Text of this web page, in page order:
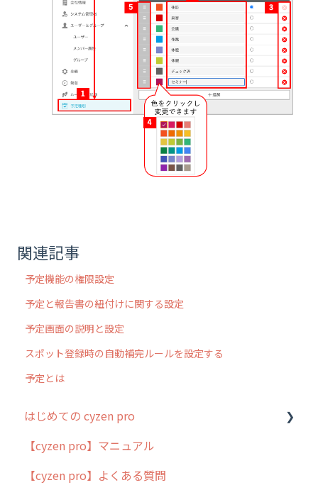
関連記事
予定機能の権限設定
予定と報告書の紐付けに関する設定
予定画面の説明と設定
スポット登録時の自動補完ルールを設定する
予定とは
はじめての cyzen pro
cyzen pro とは？
簡易マニュアル
【cyzen pro】マニュアル
【cyzen pro】よくある質問